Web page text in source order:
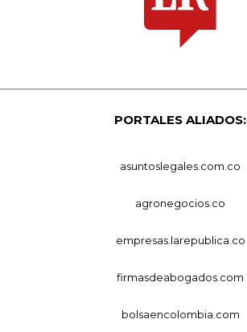
PORTALES ALIADOS:
asuntoslegales.com.co
agronegocios.co
empresas.larepublica.co
firmasdeabogados.com
bolsaencolombia.com